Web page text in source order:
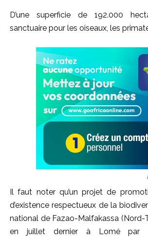
D’une superficie de 192.000
sanctuaire pour les oiseaux, les
Il faut noter qu’un projet de
d’existence respectueux de la
national de Fazao-Malfakassa (Nord-
en juillet dernier à Lomé par